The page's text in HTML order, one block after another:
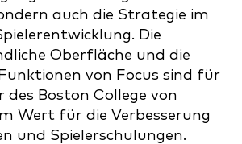
auch die Strategie im
Die
Oberfläche und die
von Focus sind für
Boston College von
Wert für die Verbesserung
und Spielerschulungen.